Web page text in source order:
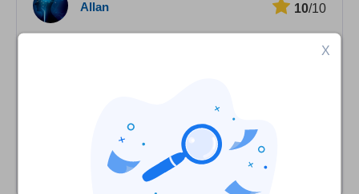
Allan 10/10
problem in the past three months. Updates come out
often and I see they add more features and servers every
time. Movies always play fine in HD settings.
X